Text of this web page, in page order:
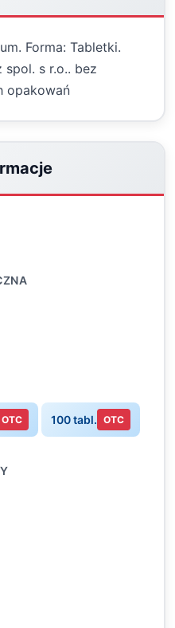
Forma: Tabletki.
spol. s r.o.. bez
opakowań
OTC 100 tabl. OTC